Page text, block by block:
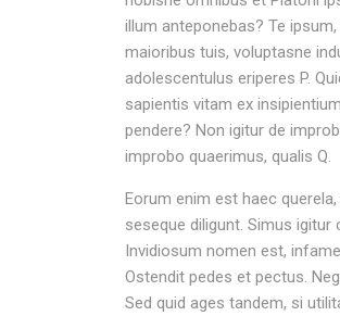
illum anteponebas? Te
maioribus tuis, voluptasne
adolescentulus eriperes P.
sapientis vitam ex
pendere? Non igitur de
improbo quaerimus, qualis Q.
Eorum enim est haec
seseque diligunt. Simus igitur
Invidiosum nomen est,
Ostendit pedes et pectus.
Sed quid ages tandem, si